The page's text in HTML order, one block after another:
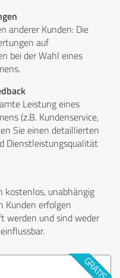
anderer Kunden: Die
auf
bei der Wahl eines
Leistung eines
(z.B. Kundenservice,
Sie einen detaillierten
Dienstleistungsqualität
kostenlos, unabhängig
Kunden erfolgen
werden und sind weder